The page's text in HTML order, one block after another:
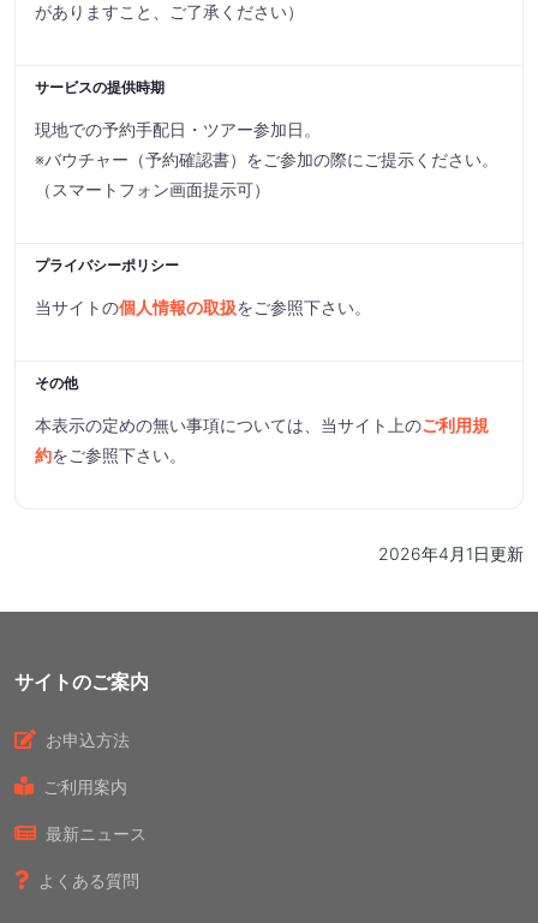
がありますこと、ご了承ください）
サービスの提供時期
現地での予約手配日・ツアー参加日。
※バウチャー（予約確認書）をご参加の際にご提示ください。
（スマートフォン画面提示可）
プライバシーポリシー
当サイトの個人情報の取扱をご参照下さい。
その他
本表示の定めの無い事項については、当サイト上のご利用規
約をご参照下さい。
2026年4月1日更新
サイトのご案内
お申込方法
ご利用案内
最新ニュース
よくある質問